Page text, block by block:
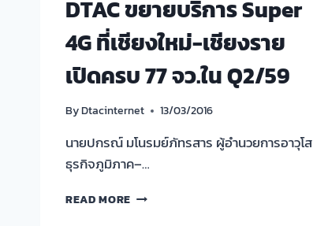
DTAC ขยายบริการ Super
4G ที่เชียงใหม่-เชียงราย
เปิดครบ 77 จว.ใน Q2/59
ByDtacinternet 13/03/2016
นายปกรณ์ มโนรมย์ภัทรสาร ผู้อำนวยการอาวุโส
ธุรกิจภูมิภาค–…
READ MORE DTAC